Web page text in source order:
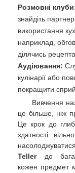
Розмовні
знайдіть
використання
наприклад,
ділячись
Аудіювання:
кулінарії або
покращити
Вивчення
це більше, ніж
Це крок до
здатності
Tellerдо
кожен предмет